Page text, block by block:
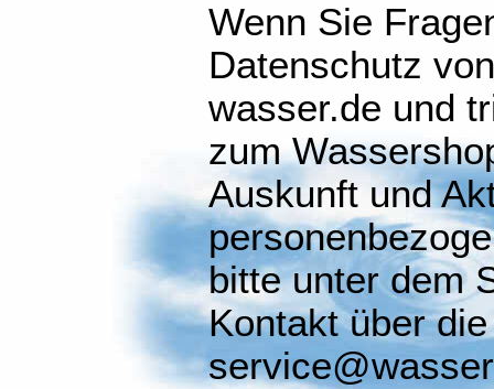
Wenn Sie
Datenschutz
wasser.de und
zum
Auskunft und
bitte unter dem
Kontakt über